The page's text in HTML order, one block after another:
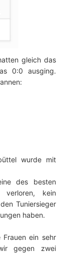
gleich das
0:0 ausging.
wurde mit
des besten
verloren, kein
Tuniersieger
haben.
Frauen ein sehr
gegen zwei